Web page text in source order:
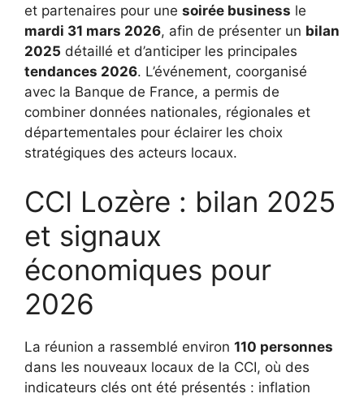
et partenaires pour une soirée business le
mardi 31 mars 2026, afin de présenter un bilan
2025 détaillé et d’anticiper les principales
tendances 2026. L’événement, coorganisé
avec la Banque de France, a permis de
combiner données nationales, régionales et
départementales pour éclairer les choix
stratégiques des acteurs locaux.
CCI Lozère : bilan 2025
et signaux
économiques pour
2026
La réunion a rassemblé environ 110 personnes
dans les nouveaux locaux de la CCI, où des
indicateurs clés ont été présentés : inflation